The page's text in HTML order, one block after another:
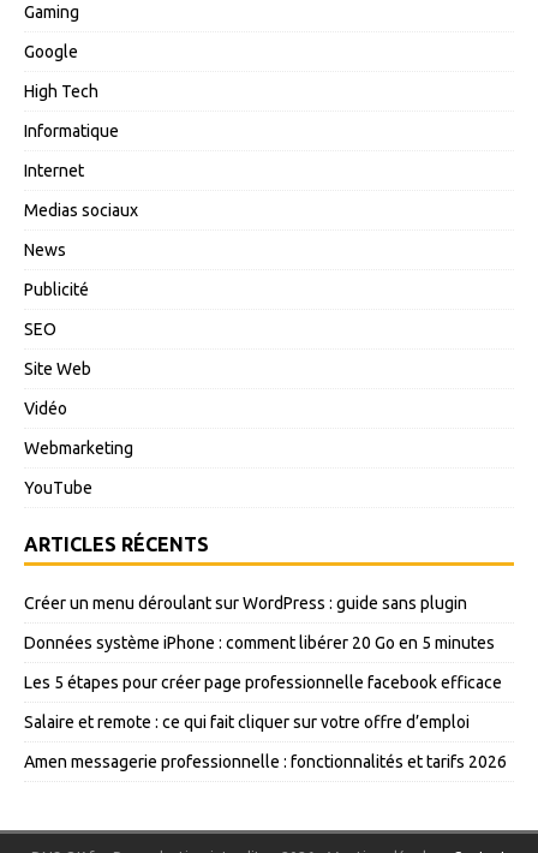
Gaming
Google
High Tech
Informatique
Internet
Medias sociaux
News
Publicité
SEO
Site Web
Vidéo
Webmarketing
YouTube
ARTICLES RÉCENTS
Créer un menu déroulant sur WordPress : guide sans plugin
Données système iPhone : comment libérer 20 Go en 5 minutes
Les 5 étapes pour créer page professionnelle facebook efficace
Salaire et remote : ce qui fait cliquer sur votre offre d’emploi
Amen messagerie professionnelle : fonctionnalités et tarifs 2026